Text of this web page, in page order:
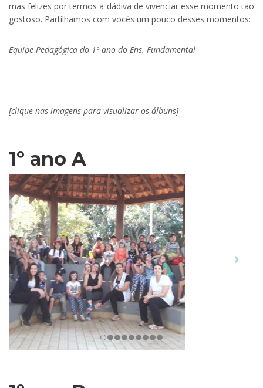
mas felizes por termos a dádiva de vivenciar esse momento tão
gostoso. Partilhamos com vocês um pouco desses momentos:
Equipe Pedagógica do 1º ano do Ens. Fundamental
[clique nas imagens para visualizar os álbuns]
1º ano A